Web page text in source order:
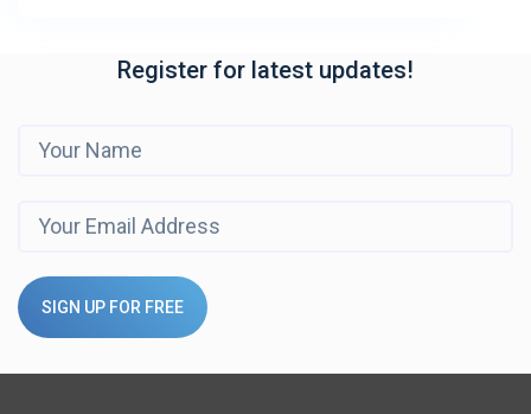
Register for latest updates!
SIGN UP FOR FREE